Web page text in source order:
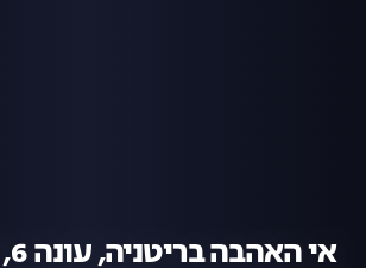
אי האהבה בריטניה, עונה 6, פרק 33